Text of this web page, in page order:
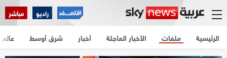
راديو مباشر
الرئيسية الأخبار العاجلة أخبار شرق أوسط عالم ملفات